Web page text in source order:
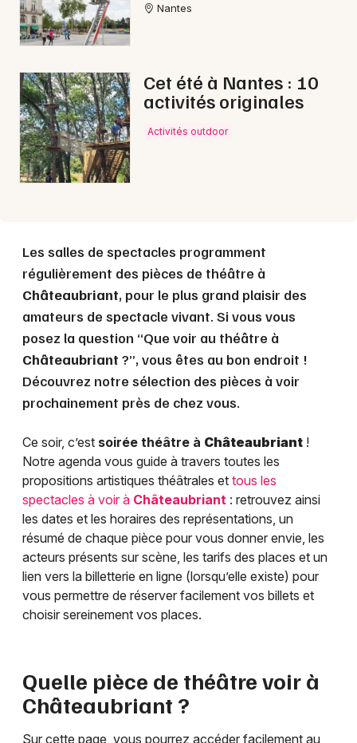
44 - Loire-Atlantique
Choisir mes départements
Mon email
Nantes
Cet été à Nantes : 10
activités originales
Activités outdoor
Les salles de spectacles programment
régulièrement des pièces de théâtre à
Châteaubriant, pour le plus grand plaisir des
amateurs de spectacle vivant. Si vous vous
posez la question “Que voir au théâtre à
Châteaubriant ?”, vous êtes au bon endroit !
Découvrez notre sélection des pièces à voir
prochainement près de chez vous.
Ce soir, c’est soirée théâtre à Châteaubriant !
Notre agenda vous guide à travers toutes les
propositions artistiques théâtrales et tous les
spectacles à voir à Châteaubriant : retrouvez ainsi
les dates et les horaires des représentations, un
résumé de chaque pièce pour vous donner envie, les
acteurs présents sur scène, les tarifs des places et un
lien vers la billetterie en ligne (lorsqu’elle existe) pour
vous permettre de réserver facilement vos billets et
choisir sereinement vos places.
Quelle pièce de théâtre voir à
Châteaubriant ?
Sur cette page, vous pourrez accéder facilement au